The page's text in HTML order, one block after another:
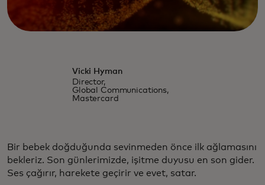
Vicki Hyman
Director,
Global Communications,
Mastercard
Bir bebek doğduğunda sevinmeden önce ilk ağlamasını
bekleriz. Son günlerimizde, işitme duyusu en son gider.
Ses çağırır, harekete geçirir ve evet, satar.